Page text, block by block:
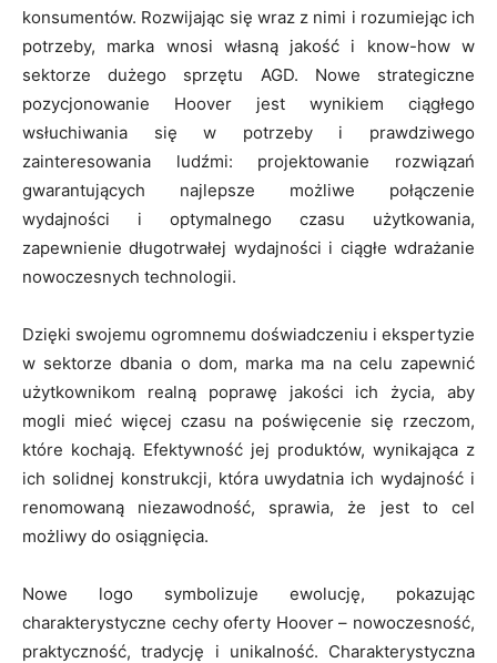
konsumentów. Rozwijając się wraz z nimi i rozumiejąc ich
potrzeby, marka wnosi własną jakość i know-how w
sektorze dużego sprzętu AGD. Nowe strategiczne
pozycjonowanie Hoover jest wynikiem ciągłego
wsłuchiwania się w potrzeby i prawdziwego
zainteresowania ludźmi: projektowanie rozwiązań
gwarantujących najlepsze możliwe połączenie
wydajności i optymalnego czasu użytkowania,
zapewnienie długotrwałej wydajności i ciągłe wdrażanie
nowoczesnych technologii.
Dzięki swojemu ogromnemu doświadczeniu i ekspertyzie
w sektorze dbania o dom, marka ma na celu zapewnić
użytkownikom realną poprawę jakości ich życia, aby
mogli mieć więcej czasu na poświęcenie się rzeczom,
które kochają. Efektywność jej produktów, wynikająca z
ich solidnej konstrukcji, która uwydatnia ich wydajność i
renomowaną niezawodność, sprawia, że jest to cel
możliwy do osiągnięcia.
Nowe logo symbolizuje ewolucję, pokazując
charakterystyczne cechy oferty Hoover – nowoczesność,
praktyczność, tradycję i unikalność. Charakterystyczna